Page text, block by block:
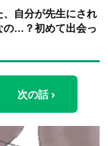
、自分が先生にされ
の…？初めて出会っ
次の話 ›